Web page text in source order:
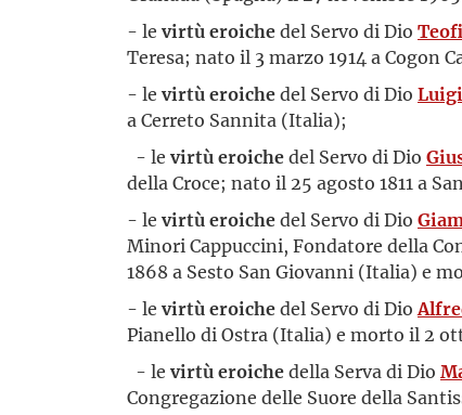
- le virtù eroichedel Servo di Dio
Teresa; nato il 3 marzo 1914 a Cogon
- le virtù eroichedel Servo di Dio
a Cerreto Sannita (Italia);
- le virtù eroichedel Servo di Dio
della Croce; nato il 25 agosto 1811 a
- le virtù eroichedel Servo di Dio
Minori Cappuccini, Fondatore della
1868 a Sesto San Giovanni (Italia) e
- le virtù eroichedel Servo di Dio
Pianello di Ostra (Italia) e morto il 2
- le virtù eroichedella Serva di Dio
Congregazione delle Suore della